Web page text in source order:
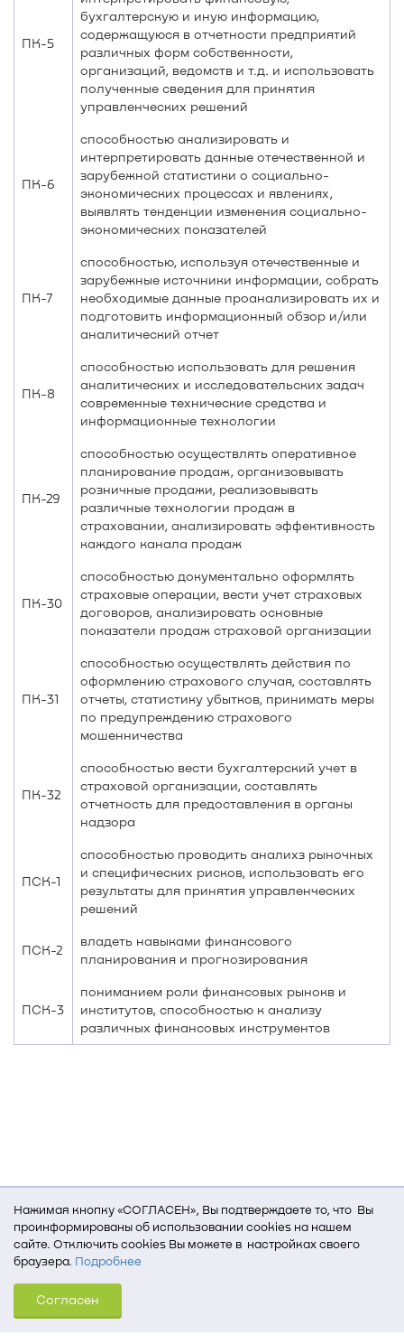
Нажимая кнопку «СОГЛАСЕН», Вы подтверждаете то, что Вы
проинформированы об использовании cookies на нашем
сайте. Отключить cookies Вы можете в настройках своего
браузера. Подробнее
Для того, чтобы мы могли качественно предоставить Вам
услуги, мы используем cookies, которые сохраняются
на Вашем компьютере (Сведения о местоположении; ip-адрес;
Согласен
ПК-5
бухгалтерскую и иную информацию,
содержащуюся в отчетности предприятий
различных форм собственности,
организаций, ведомств и т.д. и использовать
полученные сведения для принятия
управленческих решений
ПК-6
способностью анализировать и
интерпретировать данные отечественной и
зарубежной статистики о социально-
экономических процессах и явлениях,
выявлять тенденции изменения социально-
экономических показателей
ПК-7
способностью, используя отечественные и
зарубежные источники информации, собрать
необходимые данные проанализировать их и
подготовить информационный обзор и/или
аналитический отчет
ПК-8
способностью использовать для решения
аналитических и исследовательских задач
современные технические средства и
информационные технологии
ПК-29
способностью осуществлять оперативное
планирование продаж, организовывать
розничные продажи, реализовывать
различные технологии продаж в
страховании, анализировать эффективность
каждого канала продаж
ПК-30
способностью документально оформлять
страховые операции, вести учет страховых
договоров, анализировать основные
показатели продаж страховой организации
ПК-31
способностью осуществлять действия по
оформлению страхового случая, составлять
отчеты, статистику убытков, принимать меры
по предупреждению страхового
мошенничества
ПК-32
способностью вести бухгалтерский учет в
страховой организации, составлять
отчетность для предоставления в органы
надзора
ПСК-1
способностью проводить аналихз рыночных
и специфических рисков, использовать его
результаты для принятия управленческих
решений
ПСК-2
владеть навыками финансового
планирования и прогнозирования
ПСК-3
пониманием роли финансовых рынокв и
институтов, способностью к анализу
различных финансовых инструментов